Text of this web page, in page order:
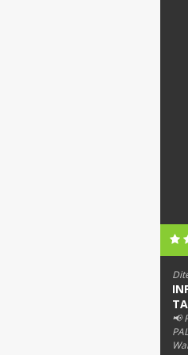
📢